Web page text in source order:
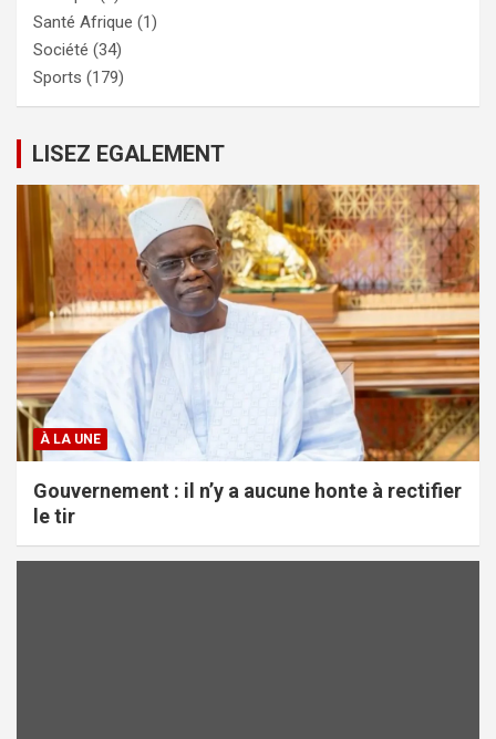
Santé Afrique (1)
Société (34)
Sports (179)
LISEZ EGALEMENT
À LA UNE
Gouvernement : il n’y a aucune honte à rectifier
le tir